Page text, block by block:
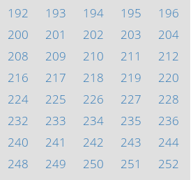
192 193 194 195
196
200 201 202 203
204
208 209 210 211
212
216 217 218 219
220
224 225 226 227
228
232 233 234 235
236
240 241 242 243
244
248 249 250 251
252